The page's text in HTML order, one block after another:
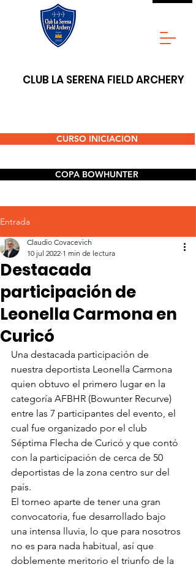
CLUB LA SERENA FIELD ARCHERY
CURSO INICIACION
COPA BOWHUNTER
Entrada
Destacada
participación de
Leonella Carmona en
Curicó
Claudio Covacevich
10 jul 2022 1 min de lectura
Una destacada participación de
nuestra deportista Leonella Carmona
quien obtuvo el primero lugar en la
categoría AFBHR (Bowunter Recurve)
entre las 7 participantes del evento, el
cual fue organizado por el club
Séptima Flecha de Curicó y que contó
con la participación de cerca de 50
deportistas de la zona centro sur del
país.
El torneo aparte de tener una gran
convocatoria, fue desarrollado bajo
una intensa lluvia, lo que para nosotros
no es para nada habitual, así que
doblemente meritorio el triunfo de la